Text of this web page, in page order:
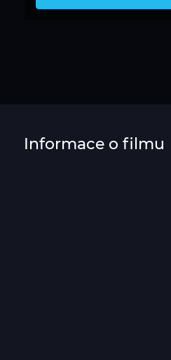
Informace o filmu